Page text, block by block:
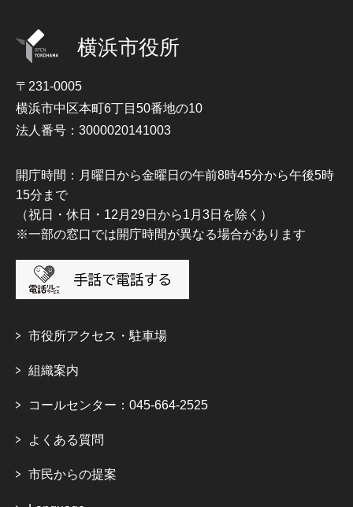
横浜市役所
〒231-0005
横浜市中区本町6丁目50番地の10
法人番号：3000020141003
開庁時間：月曜日から金曜日の午前8時45分から午後5時
15分まで
（祝日・休日・12月29日から1月3日を除く）
※一部の窓口では開庁時間が異なる場合があります
市役所アクセス・駐車場
組織案内
コールセンター：045-664-2525
よくある質問
市民からの提案